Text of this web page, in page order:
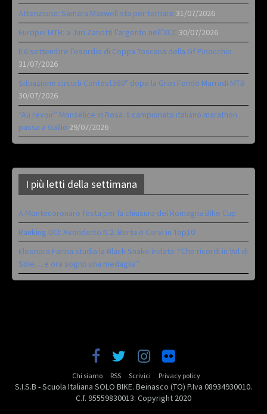
Attenzione: Samara Maxwell sta per tornare 31/07/2026
Europei MTB: a Juri Zanotti l’argento nell’XCC 30/07/2026
Il 6 settembre l’esordio di Coppa Toscana della Gf Pinocchio
31/07/2026
Situazione circuiti Contest360° dopo la Gran Fondo Marradi MTB
30/07/2026
“Au revoir” Monselice in Rosa. Il campionato italiano marathon
passa a Gallio 29/07/2026
I più letti della settimana
A Montecoronaro festa per la chiusura del Romagna Bike Cup
Ranking UCI: Avondetto N.2. Berta e Corvi in Top10
Eleonora Farina studia la Black Snake iridata: “Che ricordi in Val di
Sole… e ora sogno una medaglia”
Chi siamo RSS Scrivici Privacy policy
S.I.S.B - Scuola Italiana SOLO BIKE. Beinasco (TO) P.Iva 08934930010.
C.f. 95559830013. Copyright 2020